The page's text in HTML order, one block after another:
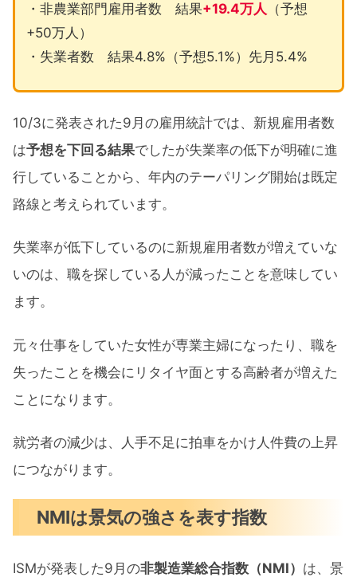
・非農業部門雇用者数 結果+19.4万人 （予想
+50万人）
・失業者数 結果4.8%（予想5.1%）先月5.4%
10/3に発表された9月の雇用統計では、新規雇用者数
は予想を下回る結果でしたが失業率の低下が明確に進
行していることから、年内のテーパリング開始は既定
路線と考えられています。
失業率が低下しているのに新規雇用者数が増えていな
いのは、職を探している人が減ったことを意味してい
ます。
元々仕事をしていた女性が専業主婦になったり、職を
失ったことを機会にリタイヤ面とする高齢者が増えた
ことになります。
就労者の減少は、人手不足に拍車をかけ人件費の上昇
につながります。
NMIは景気の強さを表す指数
ISMが発表した9月の非製造業総合指数（NMI） は、景